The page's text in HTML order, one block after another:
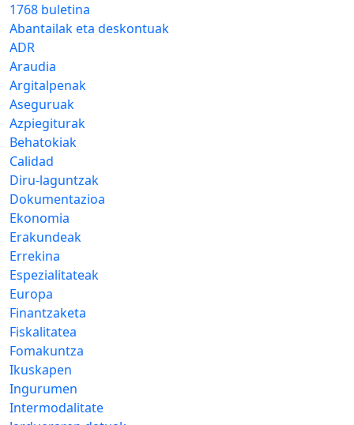
1768 buletina
Abantailak eta deskontuak
ADR
Araudia
Argitalpenak
Aseguruak
Azpiegiturak
Behatokiak
Calidad
Diru-laguntzak
Dokumentazioa
Ekonomia
Erakundeak
Errekina
Espezialitateak
Europa
Finantzaketa
Fiskalitatea
Fomakuntza
Ikuskapen
Ingurumen
Intermodalitate